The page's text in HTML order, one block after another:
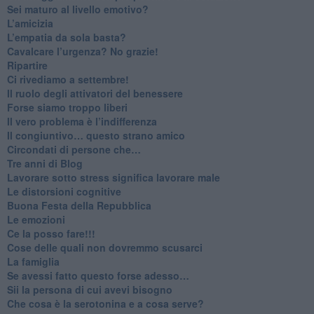
​Sei maturo al livello emotivo?
​L’amicizia
​L’empatia da sola basta?
​Cavalcare l’urgenza? No grazie!
Ripartire
​Ci rivediamo a settembre!
​Il ruolo degli attivatori del benessere
​Forse siamo troppo liberi
​Il vero problema è l’indifferenza
​Il congiuntivo… questo strano amico
​Circondati di persone che…
​Tre anni di Blog
​Lavorare sotto stress significa lavorare male
​Le distorsioni cognitive
​Buona Festa della Repubblica
Le emozioni
​Ce la posso fare!!!
​Cose delle quali non dovremmo scusarci
​La famiglia
​Se avessi fatto questo forse adesso…
​Sii la persona di cui avevi bisogno
Che cosa è la serotonina e a cosa serve?